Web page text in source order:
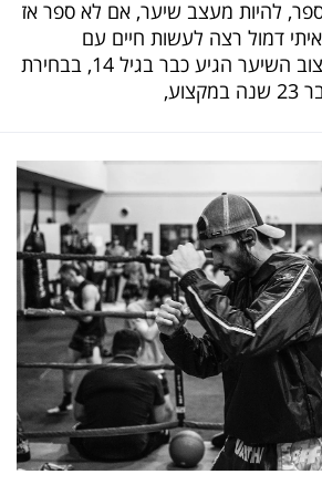
להיות מעצב שיער, אם לא ספר אז
דמול רצה לעשות חיים עם
החבר'ה. למקצוע עיצוב השיער הגיע כבר בגיל 14, בבחירת